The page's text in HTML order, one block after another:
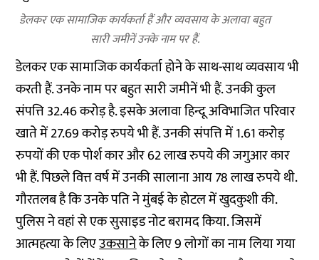
डेलकर एक सामाजिक कार्यकर्ता हैं और व्यवसाय के अलावा बहुत
सारी जमीनें उनके नाम पर हैं.
डेलकर एक सामाजिक कार्यकर्ता होने के साथ-साथ व्यवसाय भी
करती हैं. उनके नाम पर बहुत सारी जमीनें भी हैं. उनकी कुल
संपत्ति 32.46 करोड़ है. इसके अलावा हिन्दू अविभाजित परिवार
खाते में 27.69 करोड़ रुपये भी हैं. उनकी संपत्ति में 1.61 करोड़
रुपयों की एक पोर्श कार और 62 लाख रुपये की जगुआर कार
भी हैं. पिछले वित्त वर्ष में उनकी सालाना आय 78 लाख रुपये थी.
गौरतलब है कि उनके पति ने मुंबई के होटल में खुदकुशी की.
पुलिस ने वहां से एक सुसाइड नोट बरामद किया. जिसमें
आत्महत्या के लिएउकसानेके लिए 9 लोगों का नाम लिया गया